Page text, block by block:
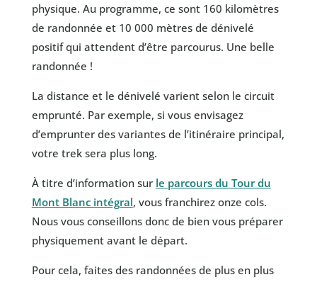
physique. Au programme, ce sont 160 kilomètres
de randonnée et 10 000 mètres de dénivelé
positif qui attendent d’être parcourus. Une belle
randonnée !
La distance et le dénivelé varient selon le circuit
emprunté. Par exemple, si vous envisagez
d’emprunter des variantes de l’itinéraire principal,
votre trek sera plus long.
À titre d’information sur le parcours du Tour du
Mont Blanc intégral, vous franchirez onze cols.
Nous vous conseillons donc de bien vous préparer
physiquement avant le départ.
Pour cela, faites des randonnées de plus en plus